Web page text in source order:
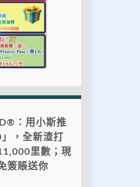
：用小斯推
，全新渣打
里數；現
簽賬送你